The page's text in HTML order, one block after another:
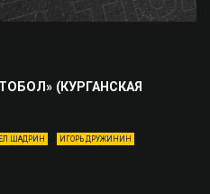
(КУРГАНСКАЯ
ШАДРИН ИГОРЬ ДРУЖИНИН